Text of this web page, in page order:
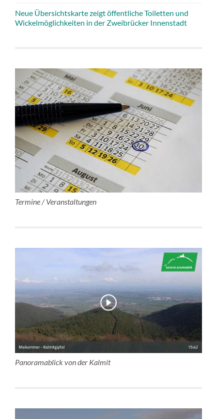
Neue Übersichtskarte zeigt öffentliche Toiletten und
Wickelmöglichkeiten in der Zweibrücker Innenstadt
Termine / Veranstaltungen
Panoramablick von der Kalmit